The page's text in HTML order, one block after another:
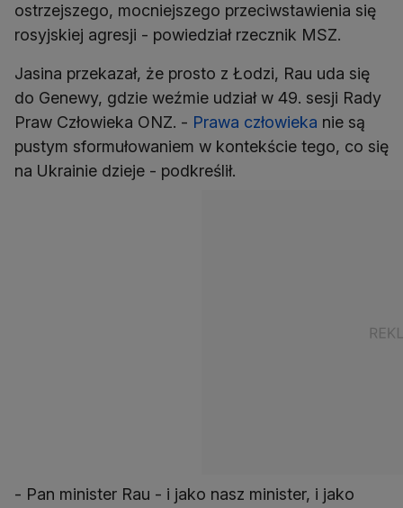
ostrzejszego, mocniejszego przeciwstawienia się
rosyjskiej agresji - powiedział rzecznik MSZ.
Jasina przekazał, że prosto z Łodzi, Rau uda się
do Genewy, gdzie weźmie udział w 49. sesji Rady
Praw Człowieka ONZ. - Prawa człowieka nie są
pustym sformułowaniem w kontekście tego, co się
na Ukrainie dzieje - podkreślił.
- Pan minister Rau - i jako nasz minister, i jako